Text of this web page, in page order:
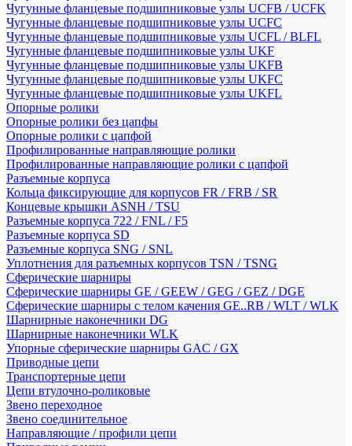
Чугунные фланцевые подшипниковые узлы UCFB / UCFK
Чугунные фланцевые подшипниковые узлы UCFC
Чугунные фланцевые подшипниковые узлы UCFL / BLFL
Чугунные фланцевые подшипниковые узлы UKF
Чугунные фланцевые подшипниковые узлы UKFB
Чугунные фланцевые подшипниковые узлы UKFC
Чугунные фланцевые подшипниковые узлы UKFL
Опорные ролики
Опорные ролики без цапфы
Опорные ролики с цапфой
Профилированные направляющие ролики
Профилированные направляющие ролики с цапфой
Разъемные корпуса
Кольца фиксирующие для корпусов FR / FRB / SR
Концевые крышки ASNH / TSU
Разъемные корпуса 722 / FNL / F5
Разъемные корпуса SD
Разъемные корпуса SNG / SNL
Уплотнения для разъемных корпусов TSN / TSNG
Сферические шарниры
Сферические шарниры GE / GEEW / GEG / GEZ / DGE
Сферические шарниры с телом качения GE..RB / WLT / WLK
Шарнирные наконечники DG
Шарнирные наконечники WLK
Упорные сферические шарниры GAC / GX
Приводные цепи
Транспортерные цепи
Цепи втулочно-роликовые
Звено переходное
Звено соединительное
Направляющие / профили цепи